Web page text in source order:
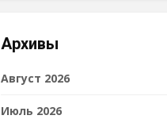
Архивы
Август 2026
Июль 2026